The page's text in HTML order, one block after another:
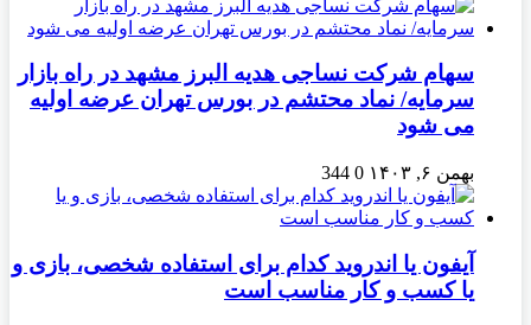
سهام شرکت نساجی هدیه البرز مشهد در راه بازار
سرمایه/ نماد محتشم در بورس تهران عرضه اولیه
می شود
بهمن ۶, ۱۴۰۳ 0
344
آیفون یا اندروید کدام برای استفاده شخصی، بازی و
یا کسب و کار مناسب است